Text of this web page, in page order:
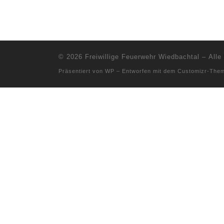
© 2026 Freiwillige Feuerwehr Wiedbachtal – Alle
Präsentiert von WP – Entworfen mit dem Customizr-